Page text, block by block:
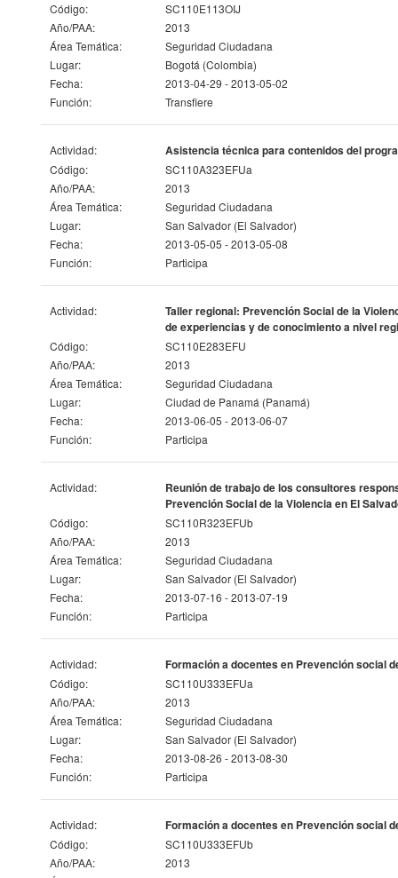
Código:
SC110E113OIJ
Año/PAA:
2013
Área Temática:
Seguridad Ciudadana
Lugar:
Bogotá (Colombia)
Fecha:
2013-04-29 - 2013-05-02
Función:
Transfiere
Actividad: Asistencia técnica para contenidos del
Código:
SC110A323EFUa
Año/PAA:
2013
Área Temática:
Seguridad Ciudadana
Lugar:
San Salvador (El Salvador)
Fecha:
2013-05-05 - 2013-05-08
Función:
Participa
Actividad:
Taller regional: Prevención Social de la
de experiencias y de conocimiento a nivel
Código:
SC110E283EFU
Año/PAA:
2013
Área Temática:
Seguridad Ciudadana
Lugar:
Ciudad de Panamá (Panamá)
Fecha:
2013-06-05 - 2013-06-07
Función:
Participa
Actividad:
Reunión de trabajo de los consultores
Prevención Social de la Violencia en El
Código:
SC110R323EFUb
Año/PAA:
2013
Área Temática:
Seguridad Ciudadana
Lugar:
San Salvador (El Salvador)
Fecha:
2013-07-16 - 2013-07-19
Función:
Participa
Actividad: Formación a docentes en Prevención social
Código:
SC110U333EFUa
Año/PAA:
2013
Área Temática:
Seguridad Ciudadana
Lugar:
San Salvador (El Salvador)
Fecha:
2013-08-26 - 2013-08-30
Función:
Participa
Actividad: Formación a docentes en Prevención social
Código:
SC110U333EFUb
Año/PAA:
2013